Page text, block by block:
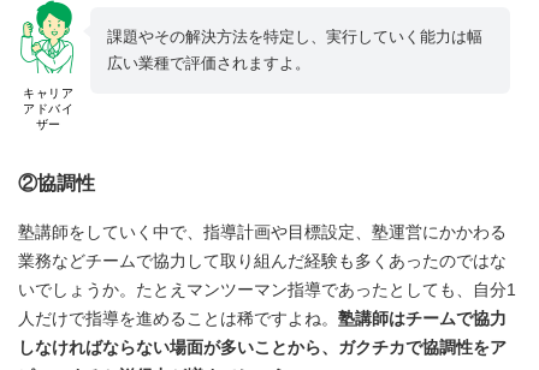
キャリア
アドバイ
ザー
課題やその解決方法を特定し、実行していく能力は幅
広い業種で評価されますよ。
②協調性
塾講師をしていく中で、指導計画や目標設定、塾運営にかかわる
業務などチームで協力して取り組んだ経験も多くあったのではな
いでしょうか。たとえマンツーマン指導であったとしても、自分1
人だけで指導を進めることは稀ですよね。 塾講師はチームで協力
しなければならない場面が多いことから、ガクチカで協調性をア